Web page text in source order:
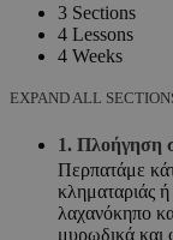
3 Sections
4 Lessons
4 Weeks
EXPAND ALL
1. Πλοήγηση
Περπατάμε
κληματαριάς
λαχανόκηπο
μυρωδικά και